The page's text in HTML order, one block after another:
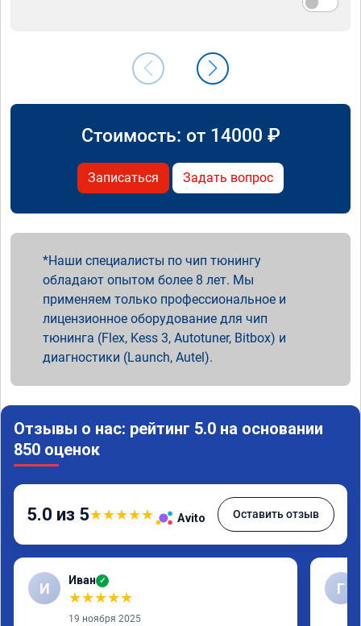
Стоимость: от 14000 ₽
Записаться Задать вопрос
Наши специалисты по чип тюнингу
обладают опытом более 8 лет. Мы
применяем только профессиональное и
лицензионное оборудование для чип
тюнинга (Flex, Kess 3, Autotuner, Bitbox) и
диагностики (Launch, Autel).
Отзывы о нас: рейтинг 5.0 на основании
850 оценок
5.0 из 5★★★★★ Avito Оставить отзыв
И Иван ✓
★★★★★
19 ноября 2025
Г